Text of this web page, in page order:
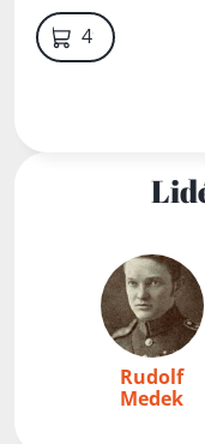
49 Kč
Rudolf
Medek